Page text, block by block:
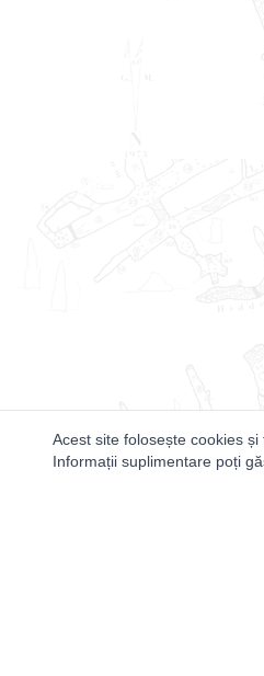
Acest site folosește cookies
Informații suplimentare poți